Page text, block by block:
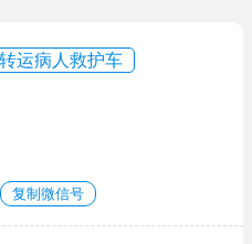
运病人救护车
复制微信号